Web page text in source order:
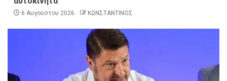
6 Αυγούστου 2026 ΚΩΝΣΤΑΝΤΙΝΟΣ